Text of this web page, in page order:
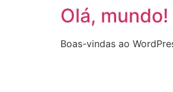
Olá, mundo!
Boas-vindas ao